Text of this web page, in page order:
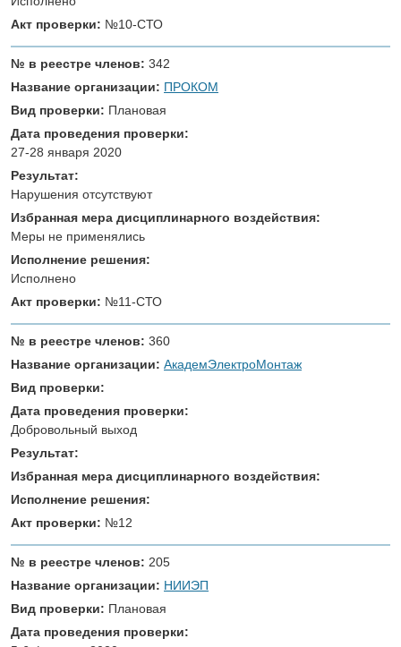
Акт проверки: №10-СТО
№ в реестре членов: 342
Название организации: ПРОКОМ
Вид проверки: Плановая
Дата проведения проверки:
27-28 января 2020
Результат:
Нарушения отсутствуют
Избранная мера дисциплинарного воздействия:
Меры не применялись
Исполнение решения:
Исполнено
Акт проверки: №11-СТО
№ в реестре членов: 360
Название организации: АкадемЭлектроМонтаж
Вид проверки:
Дата проведения проверки:
Добровольный выход
Результат:
Избранная мера дисциплинарного воздействия:
Исполнение решения:
Акт проверки: №12
№ в реестре членов: 205
Название организации: НИИЭП
Вид проверки: Плановая
Дата проведения проверки: